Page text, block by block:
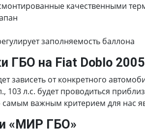
качественными
заполняемость баллона
ГБО на Fiat Doblo
зависеть от конкретного
103 л.с. будет проводиться
важным критерием для нас
«МИР ГБО»